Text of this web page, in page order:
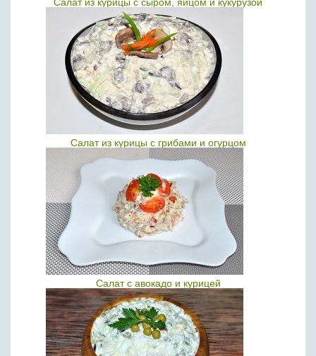
Салат из курицы с грибами и огурцом
Салат с авокадо и курицей